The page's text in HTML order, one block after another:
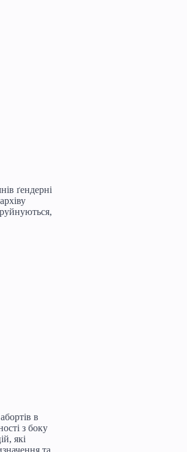
ґендерні
в
з боку
які
та